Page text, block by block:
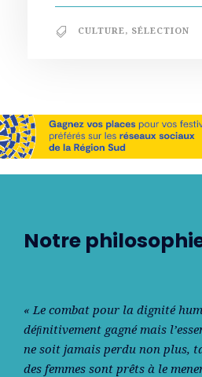
CULTURE, SÉLECTION
Notre
« Le combat pour la dignité
déﬁnitivement gagné mais
ne soit jamais perdu non plus,
des femmes sont prêts à le